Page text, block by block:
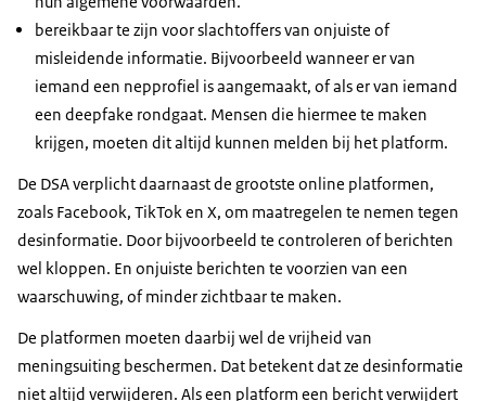
bereikbaar te zijn voor slachtoffers van onjuiste of
misleidende informatie. Bijvoorbeeld wanneer er van
iemand een nepprofiel is aangemaakt, of als er van iemand
een deepfake rondgaat. Mensen die hiermee te maken
krijgen, moeten dit altijd kunnen melden bij het platform.
De DSA verplicht daarnaast de grootste online platformen,
zoals Facebook, TikTok en X, om maatregelen te nemen tegen
desinformatie. Door bijvoorbeeld te controleren of berichten
wel kloppen. En onjuiste berichten te voorzien van een
waarschuwing, of minder zichtbaar te maken.
De platformen moeten daarbij wel de vrijheid van
meningsuiting beschermen. Dat betekent dat ze desinformatie
niet altijd verwijderen. Als een platform een bericht verwijdert